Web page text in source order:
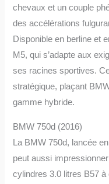
chevaux et un couple
des accélérations
Disponible en berline et
M5, qui s’adapte aux
ses racines sportives.
stratégique, plaçant
gamme hybride.
BMW 750d (2016)
La BMW 750d, lancée
peut aussi
cylindres 3.0 litres B57